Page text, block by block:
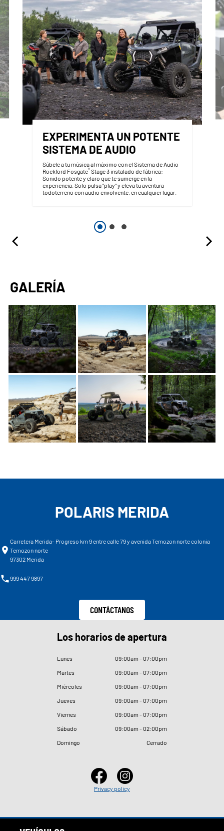
EXPERIMENTA UN POTENTE
SISTEMA DE AUDIO
Súbele a tu música al máximo con el Sistema de Audio
Rockford Fosgate®Stage 3 instalado de fábrica:
Sonido potente y claro que te sumerge en la
experiencia. Solo pulsa "play" y eleva tu aventura
todoterreno con audio envolvente, en cualquier lugar.
GALERÍA
POLARIS MERIDA
Carretera Merida- Progreso km 9 entre calle 79 y avenida Temozon norte colonia
Temozon norte
97302 Merida
999 447 9897
CONTÁCTANOS
Los horarios de apertura
Lunes 09:00am - 07:00pm
Martes
09:00am - 07:00pm
Miércoles
09:00am - 07:00pm
Jueves
09:00am - 07:00pm
Viernes
09:00am - 07:00pm
Sábado
09:00am - 02:00pm
Domingo
Cerrado
Privacy policy